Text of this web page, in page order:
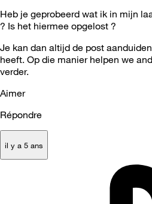
Heb je geprobeerd wat ik in mijn
? Is het hiermee opgelost ?
Je kan dan altijd de post
heeft. Op die manier helpen we
verder.
Aimer
Répondre
il y a 5 ans